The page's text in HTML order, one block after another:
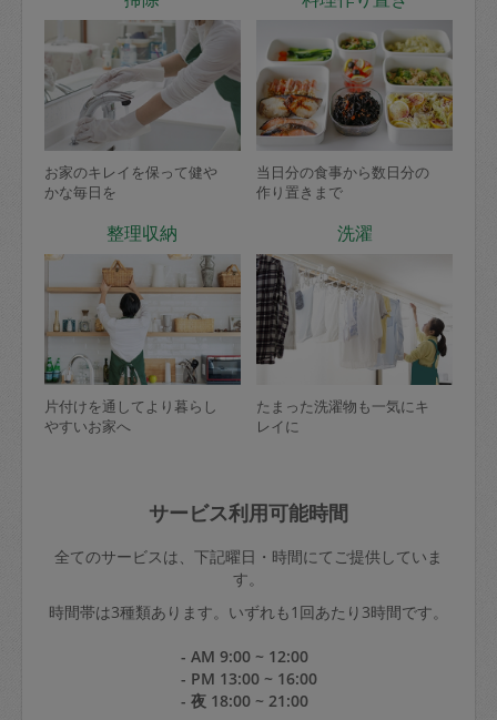
お家のキレイを保って健や
かな毎日を
当日分の食事から数日分の
作り置きまで
整理収納
片付けを通してより暮らし
やすいお家へ
洗濯
たまった洗濯物も一気にキ
レイに
サービス利用可能時間
全てのサービスは、下記曜日・時間にてご提供していま
す。
時間帯は3種類あります。いずれも1回あたり3時間です。
- AM 9:00 ~ 12:00
- PM 13:00 ~ 16:00
- 夜 18:00 ~ 21:00